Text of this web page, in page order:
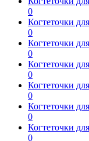
0
Когтеточки
0
Когтеточки
0
Когтеточки
0
Когтеточки
0
Когтеточки
0
Когтеточки
0